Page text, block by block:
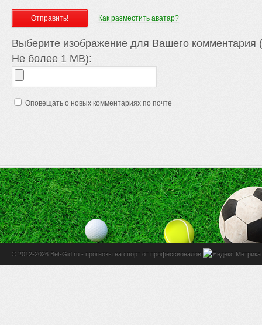
Как разместить аватар?
Выберите изображение для Вашего комментария
Не более 1 MB):
Оповещать о новых комментариях по почте
© 2012-2026 Bet-Gid.ru - прогнозы на спорт от профессионалов